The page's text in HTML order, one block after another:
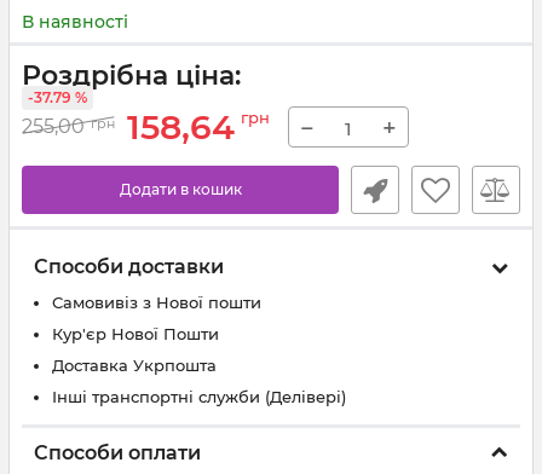
В наявності
Роздрібна ціна:
255,00 грн 158,64 грн
-37.79 %
− +
Додати в кошик
Способи доставки
Самовивіз з Нової пошти
Кур'єр Нової Пошти
Доставка Укрпошта
Інші транспортні служби (Делівері)
Способи оплати